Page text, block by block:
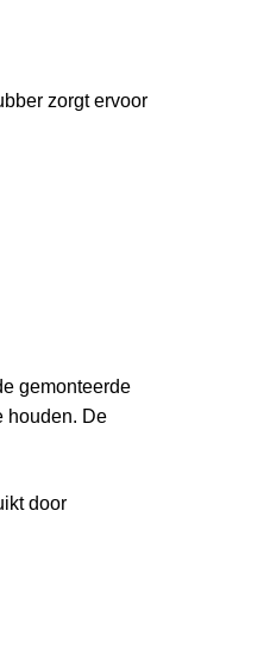
zorgt ervoor
gemonteerde
houden. De
door